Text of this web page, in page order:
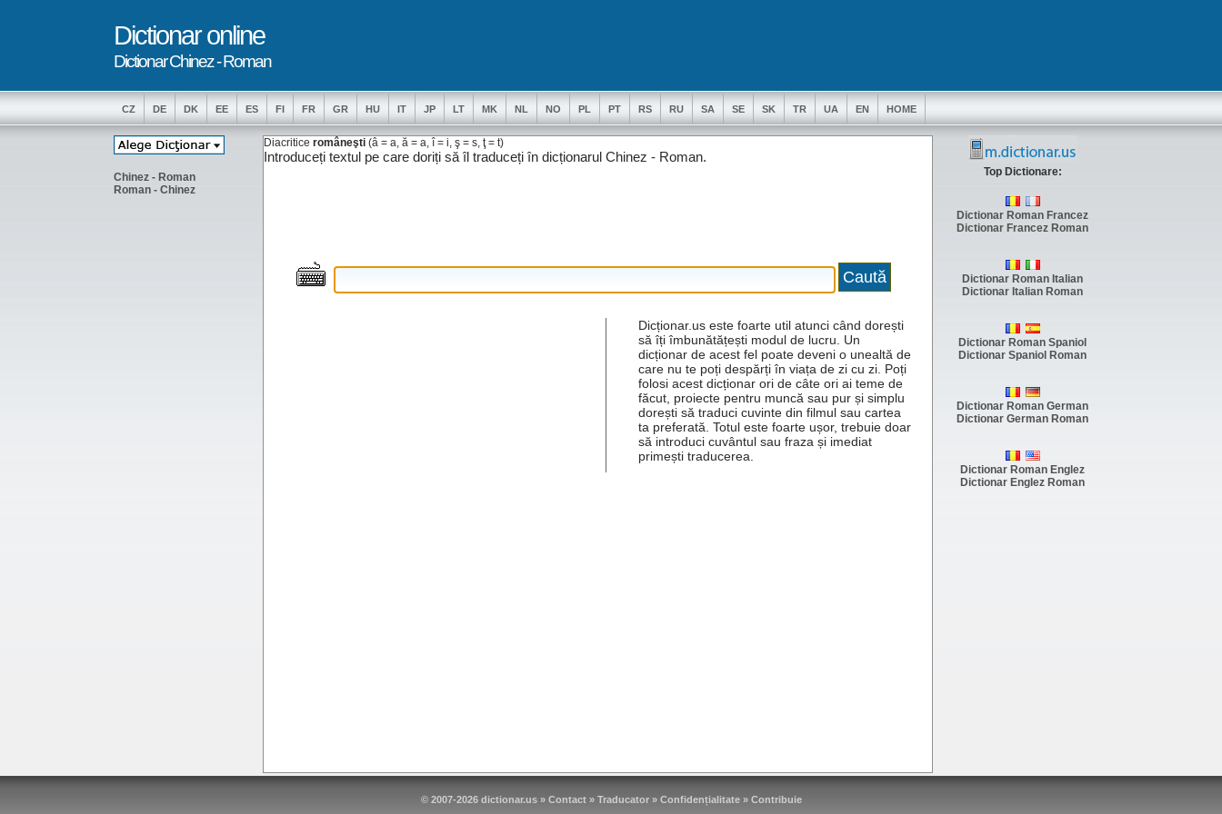
Dictionar online
Dictionar Chinez - Roman
CZ DE DK EE ES FI FR GR HU IT JP LT MK NL NO PL PT RS RU SA SE SK TR UA EN HOME
Chinez - Roman
Roman - Chinez
Diacritice româneşti (â = a, ă = a, î = i, ş = s, ţ = t)
Introduceți textul pe care doriți să îl traduceți în dicționarul Chinez - Roman.
Dicționar.us este foarte util atunci când dorești
să îți îmbunătățești modul de lucru. Un
dicționar de acest fel poate deveni o unealtă de
care nu te poți despărți în viața de zi cu zi. Poți
folosi acest dicționar ori de câte ori ai teme de
făcut, proiecte pentru muncă sau pur și simplu
dorești să traduci cuvinte din filmul sau cartea
ta preferată. Totul este foarte ușor, trebuie doar
să introduci cuvântul sau fraza și imediat
primești traducerea.
Top Dictionare:
Dictionar Roman Francez
Dictionar Francez Roman
Dictionar Roman Italian
Dictionar Italian Roman
Dictionar Roman Spaniol
Dictionar Spaniol Roman
Dictionar Roman German
Dictionar German Roman
Dictionar Roman Englez
Dictionar Englez Roman
© 2007-2026 dictionar.us » Contact» Traducator» Confidențialitate» Contribuie